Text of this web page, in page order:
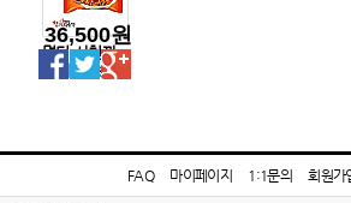
멀티-사천짜
파게티(농심)
36,500원
FAQ 마이페이지 1:1문의 회원가